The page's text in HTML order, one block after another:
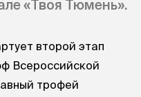
«Твоя Тюмень».
второй этап
Всероссийской
трофей